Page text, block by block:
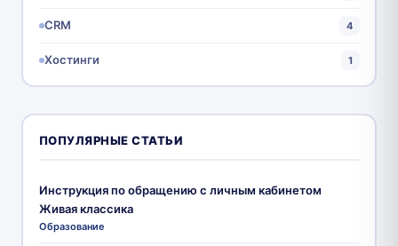
CRM 4
Хостинги 1
ПОПУЛЯРНЫЕ СТАТЬИ
Инструкция по обращению с личным кабинетом
Живая классика
Образование